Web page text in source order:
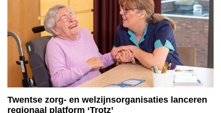
Twentse zorg- en welzijnsorganisaties lanceren
regionaal platform ‘Trotz’